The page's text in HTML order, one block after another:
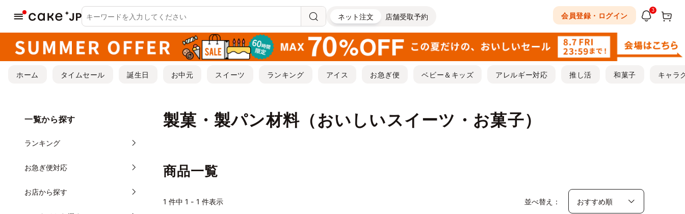
ネット注文 店舗受取予約 会員登録・ログイン
3
ホーム タイムセール 誕生日 お中元 スイーツ ランキング アイス お急ぎ便 ベビー＆キッズ アレルギー対応 推し活 和菓子 キャラ
製菓・製パン材料（おいしいスイーツ・お菓子）
一覧から探す
ランキング
お急ぎ便対応
お店から探す
商品一覧
1 件中 1 - 1 件表示 並べ替え：